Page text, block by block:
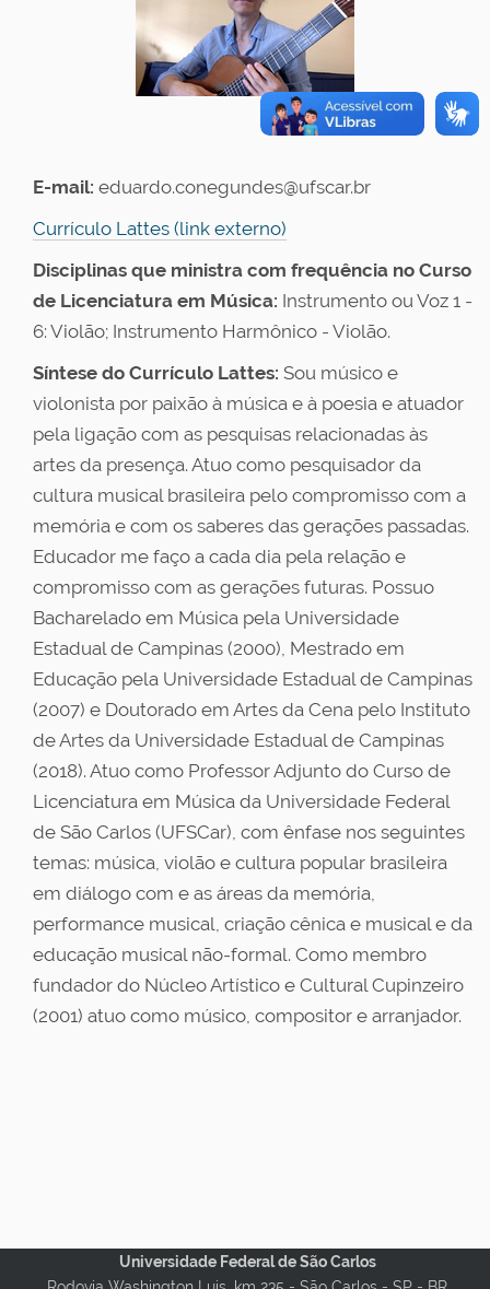
E-mail: eduardo.conegundes@ufscar.br
Currículo Lattes (link externo)
Disciplinas que ministra com frequência no Curso
de Licenciatura em Música: Instrumento ou Voz 1 -
6: Violão; Instrumento Harmônico - Violão.
Síntese do Currículo Lattes: Sou músico e
violonista por paixão à música e à poesia e atuador
pela ligação com as pesquisas relacionadas às
artes da presença. Atuo como pesquisador da
cultura musical brasileira pelo compromisso com a
memória e com os saberes das gerações passadas.
Educador me faço a cada dia pela relação e
compromisso com as gerações futuras. Possuo
Bacharelado em Música pela Universidade
Estadual de Campinas (2000), Mestrado em
Educação pela Universidade Estadual de Campinas
(2007) e Doutorado em Artes da Cena pelo Instituto
de Artes da Universidade Estadual de Campinas
(2018). Atuo como Professor Adjunto do Curso de
Licenciatura em Música da Universidade Federal
de São Carlos (UFSCar), com ênfase nos seguintes
temas: música, violão e cultura popular brasileira
em diálogo com e as áreas da memória,
performance musical, criação cênica e musical e da
educação musical não-formal. Como membro
fundador do Núcleo Artístico e Cultural Cupinzeiro
(2001) atuo como músico, compositor e arranjador.
Universidade Federal de São Carlos